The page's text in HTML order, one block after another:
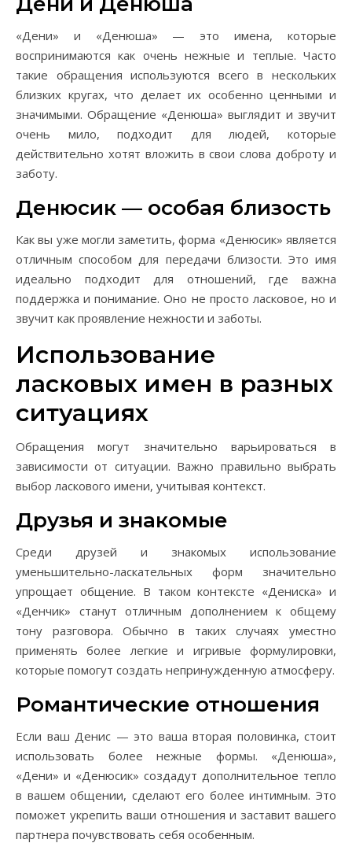
«Дени» и «Денюша» — это имена, которые
воспринимаются как очень нежные и теплые. Часто
такие обращения используются всего в нескольких
близких кругах, что делает их особенно ценными и
значимыми. Обращение «Денюша» выглядит и звучит
очень мило, подходит для людей, которые
действительно хотят вложить в свои слова доброту и
заботу.
Денюсик — особая близость
Как вы уже могли заметить, форма «Денюсик» является
отличным способом для передачи близости. Это имя
идеально подходит для отношений, где важна
поддержка и понимание. Оно не просто ласковое, но и
звучит как проявление нежности и заботы.
Использование
ласковых имен в разных
ситуациях
Обращения могут значительно варьироваться в
зависимости от ситуации. Важно правильно выбрать
выбор ласкового имени, учитывая контекст.
Друзья и знакомые
Среди друзей и знакомых использование
уменьшительно-ласкательных форм значительно
упрощает общение. В таком контексте «Дениска» и
«Денчик» станут отличным дополнением к общему
тону разговора. Обычно в таких случаях уместно
применять более легкие и игривые формулировки,
которые помогут создать непринужденную атмосферу.
Романтические отношения
Если ваш Денис — это ваша вторая половинка, стоит
использовать более нежные формы. «Денюша»,
«Дени» и «Денюсик» создадут дополнительное тепло
в вашем общении, сделают его более интимным. Это
поможет укрепить ваши отношения и заставит вашего
партнера почувствовать себя особенным.